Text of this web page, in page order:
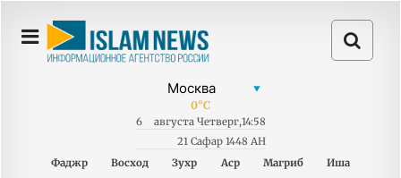
0°C
6 августа Четверг,14:58
21 Сафар 1448 AH
Фаджр
Восход Зухр Аср Магриб Иша